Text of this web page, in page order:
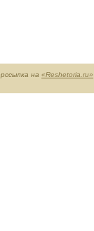
на «Reshetoria.ru»